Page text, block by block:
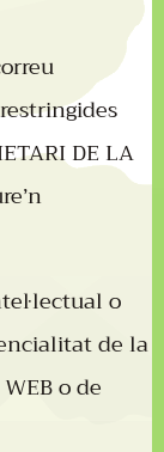
DE LA
o
de la
o de